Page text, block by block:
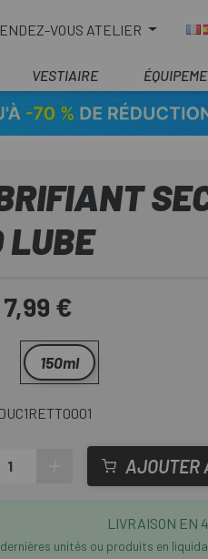
VOUS ATELIER
VESTIAIRE
LUBE
7,99 €
150ml
DUC1RETT0001
AJOUTER
LIVRAISON EN
unités ou produits en